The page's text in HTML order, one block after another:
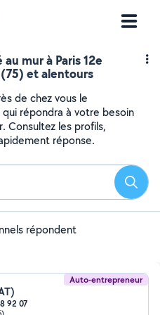
mur à Paris 12e
et alentours
de chez vous le
répondra à votre besoin
Consultez les profils,
réponse.
répondent
Auto-entrepreneur
92 07